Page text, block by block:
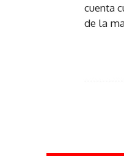
cuenta
de la